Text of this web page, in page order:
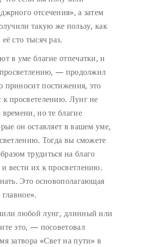
отсечения», а затем
такую же пользу, как
сто тысяч раз.
в уме благие отпечатки, и
просветлению, — продолжил
постижения, это
к просветелению. Лунг не
но те благие
он оставляет в вашем уме,
Тогда вы сможете
трудиться на благо
вести их к просветлению.
Это основополагающая
любой лунг, длинный или
это, — посоветовал
затвора «Свет на пути» в